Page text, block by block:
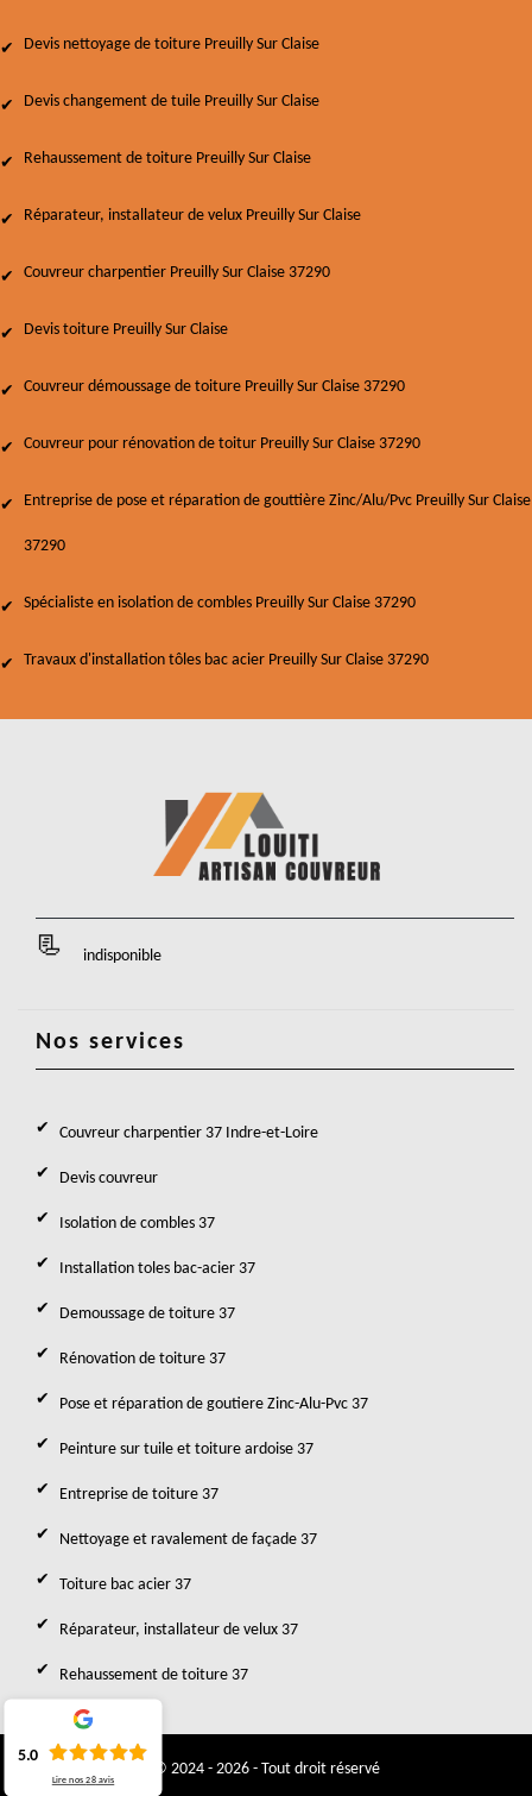
Devis nettoyage de toiture Preuilly Sur Claise
Devis changement de tuile Preuilly Sur Claise
Rehaussement de toiture Preuilly Sur Claise
Réparateur, installateur de velux Preuilly Sur Claise
Couvreur charpentier Preuilly Sur Claise 37290
Devis toiture Preuilly Sur Claise
Couvreur démoussage de toiture Preuilly Sur Claise 37290
Couvreur pour rénovation de toitur Preuilly Sur Claise 37290
Entreprise de pose et réparation de gouttière Zinc/Alu/Pvc Preuilly Sur Claise
37290
Spécialiste en isolation de combles Preuilly Sur Claise 37290
Travaux d'installation tôles bac acier Preuilly Sur Claise 37290
indisponible
Nos services
Couvreur charpentier 37 Indre-et-Loire
Devis couvreur
Isolation de combles 37
Installation toles bac-acier 37
Demoussage de toiture 37
Rénovation de toiture 37
Pose et réparation de goutiere Zinc-Alu-Pvc 37
Peinture sur tuile et toiture ardoise 37
Entreprise de toiture 37
Nettoyage et ravalement de façade 37
Toiture bac acier 37
Réparateur, installateur de velux 37
Rehaussement de toiture 37
© 2024 - 2026 - Tout droit réservé
5.0
Lire nos28 avis